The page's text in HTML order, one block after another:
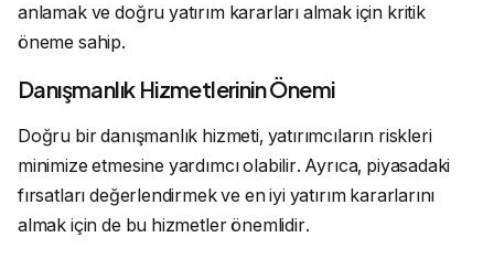
anlamak ve doğru yatırım kararları almak için kritik
öneme sahip.
Danışmanlık Hizmetlerinin Önemi
Doğru bir danışmanlık hizmeti, yatırımcıların riskleri
minimize etmesine yardımcı olabilir. Ayrıca, piyasadaki
fırsatları değerlendirmek ve en iyi yatırım kararlarını
almak için de bu hizmetler önemlidir.